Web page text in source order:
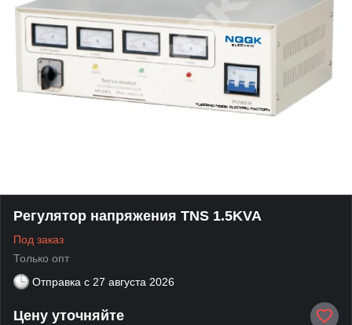
Регулятор напряжения TNS 1.5KVA
Под заказ
Только опт
Отправка с 27 августа 2026
Цену уточняйте